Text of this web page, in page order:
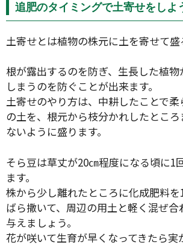
タイプ
大テーマ
小テーマ
絞り込み
追肥のタイミングで土寄せをしよ
土寄せとは植物の株元に土を寄せて盛
根が露出するのを防ぎ、生長した植
しまうのを防ぐことが出来ます。
土寄せのやり方は、中耕したことで
の土を、根元から枝分かれしたとこ
ないように盛ります。
そら豆は草丈が20㎝程度になる頃に1
ます。
株から少し離れたところに化成肥料
ばら撒いて、周辺の用土と軽く混ぜ合
与えましょう。
花が咲いて生育が早くなってきたら実